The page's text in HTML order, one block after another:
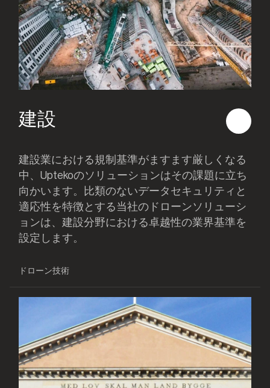
建設
建設業における規制基準がますます厳しくなる
中、Uptekoのソリューションはその課題に立ち
向かいます。比類のないデータセキュリティと
適応性を特徴とする当社のドローンソリューシ
ョンは、建設分野における卓越性の業界基準を
設定します。
ドローン技術